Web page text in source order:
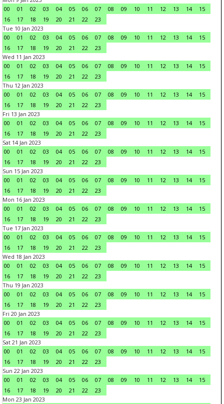
00
01 02 03 04 05 06 07 08 09 10 11 12 13 14
15
16
17 18 19 20 21 22
23
Tue 10 Jan 2023
00
01 02 03 04 05 06 07 08 09 10 11 12 13 14
15
16
17 18 19 20 21 22
23
Wed 11 Jan 2023
00
01 02 03 04 05 06 07 08 09 10 11 12 13 14
15
16
17 18 19 20 21 22
23
Thu 12 Jan 2023
00
01 02 03 04 05 06 07 08 09 10 11 12 13 14
15
16
17 18 19 20 21 22
23
Fri 13 Jan 2023
00
01 02 03 04 05 06 07 08 09 10 11 12 13 14
15
16
17 18 19 20 21 22
23
Sat 14 Jan 2023
00
01 02 03 04 05 06 07 08 09 10 11 12 13 14
15
16
17 18 19 20 21 22
23
Sun 15 Jan 2023
00
01 02 03 04 05 06 07 08 09 10 11 12 13 14
15
16
17 18 19 20 21 22
23
Mon 16 Jan 2023
00
01 02 03 04 05 06 07 08 09 10 11 12 13 14
15
16
17 18 19 20 21 22
23
Tue 17 Jan 2023
00
01 02 03 04 05 06 07 08 09 10 11 12 13 14
15
16
17 18 19 20 21 22
23
Wed 18 Jan 2023
00
01 02 03 04 05 06 07 08 09 10 11 12 13 14
15
16
17 18 19 20 21 22
23
Thu 19 Jan 2023
00
01 02 03 04 05 06 07 08 09 10 11 12 13 14
15
16
17 18 19 20 21 22
23
Fri 20 Jan 2023
00
01 02 03 04 05 06 07 08 09 10 11 12 13 14
15
16
17 18 19 20 21 22
23
Sat 21 Jan 2023
00
01 02 03 04 05 06 07 08 09 10 11 12 13 14
15
16
17 18 19 20 21 22
23
Sun 22 Jan 2023
00
01 02 03 04 05 06 07 08 09 10 11 12 13 14
15
16
17 18 19 20 21 22
23
Mon 23 Jan 2023